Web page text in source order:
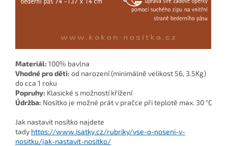
Materiál: 100% bavlna
Vhodné pro děti: od narození (minimálně velikost 56, 3.5Kg)
do cca 1 roku
Popruhy: Klasické s možností křížení
Údržba: Nosítko je možné prát v pračce při teplotě max. 30 °C
Jak nastavit nosítko najdete
tady https://www.isatky.cz/rubriky/vse-o-noseni-v-
nositku/jak-nastavit-nositko/